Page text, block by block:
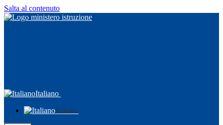
Salta al contenuto
Italiano
Italiano